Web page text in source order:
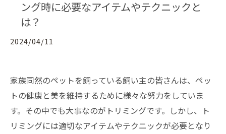
ング時に必要なアイテムやテクニックと
は？
2024/04/11
家族同然のペットを飼っている飼い主の皆さんは、ペッ
トの健康と美を維持するために様々な努力をしていま
す。その中でも大事なのがトリミングです。しかし、ト
リミングには適切なアイテムやテクニックが必要となり